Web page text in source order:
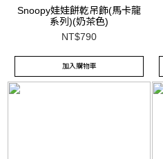
Snoopy娃娃餅乾吊飾(馬卡龍
系列)(奶茶色)
NT$790
加入購物車